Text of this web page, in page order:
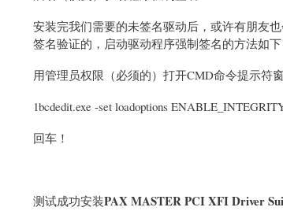
安装完我们需要的未签名驱动后，或许有朋友
签名验证的，启动驱动程序强制签名的方法如下
用管理员权限（必须的）打开CMD命令提示符
1bcdedit.exe -set loadoptions
回车！
测试成功安装PAX MASTER PCI XFI Driver